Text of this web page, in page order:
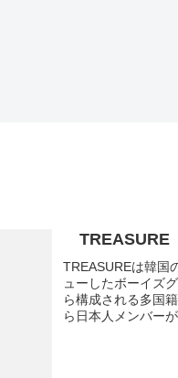
TREASURE
TREASUREは韓国
ューしたボーイズ
ら構成される多国
ら日本人メンバー